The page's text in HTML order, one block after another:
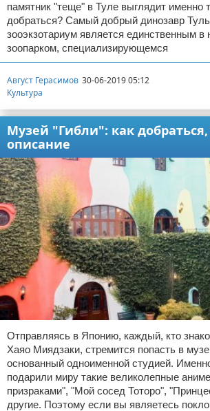
памятник "теще" в Туле выглядит именно
добраться? Самый добрый динозавр
зооэкзотариум является единственным в
зоопарком, специализирующемся
Август Герасимов 30-06-2019 05:12
Культура
Музей "Гибли": как добраться,
описание
Отправляясь в Японию, каждый, кто
Хаяо Миядзаки, стремится попасть в
основанный одноименной студией.
подарили миру такие великолепные
призраками", "Мой сосед Тоторо",
другие. Поэтому если вы являетесь